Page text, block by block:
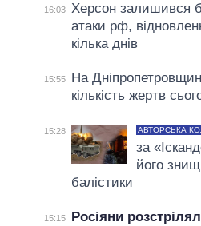
16:03 Херсон залишився
атаки рф,
кілька днів
15:55
На
кількість жертв
15:28 АВТОРСЬКА
за
його
балістики
15:15
Росіяни